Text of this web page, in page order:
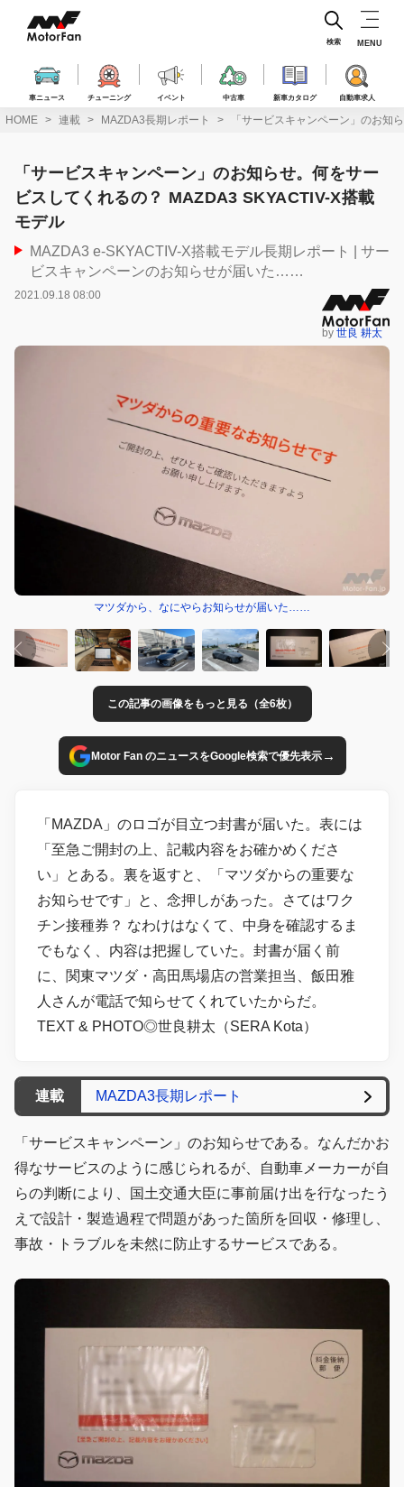
ス
車ニュース チューニング イベント 中古車 新車カタログ 自動車求人
検索 MENU
HOME 連載 MAZDA3長期レポート 「サービスキャンペーン」のお知
「サービスキャンペーン」のお知らせ。何をサー
ビスしてくれるの？ MAZDA3 SKYACTIV-X搭載
モデル
MAZDA3 e-SKYACTIV-X搭載モデル長期レポート | サー
ビスキャンペーンのお知らせが届いた……
2021.09.18 08:00
by 世良 耕太
マツダから、なにやらお知らせが届いた……
この記事の画像をもっと見る（全6枚）
Motor Fan のニュースをGoogle検索で優先表示→
「MAZDA」のロゴが目立つ封書が届いた。表には
「至急ご開封の上、記載内容をお確かめくださ
い」とある。裏を返すと、「マツダからの重要な
お知らせです」と、念押しがあった。さてはワク
チン接種券？ なわけはなくて、中身を確認するま
でもなく、内容は把握していた。封書が届く前
に、関東マツダ・高田馬場店の営業担当、飯田雅
人さんが電話で知らせてくれていたからだ。
TEXT & PHOTO◎世良耕太（SERA Kota）
連載 MAZDA3長期レポート
「サービスキャンペーン」のお知らせである。なんだかお
得なサービスのように感じられるが、自動車メーカーが自
らの判断により、国土交通大臣に事前届け出を行なったう
えで設計・製造過程で問題があった箇所を回収・修理し、
事故・トラブルを未然に防止するサービスである。